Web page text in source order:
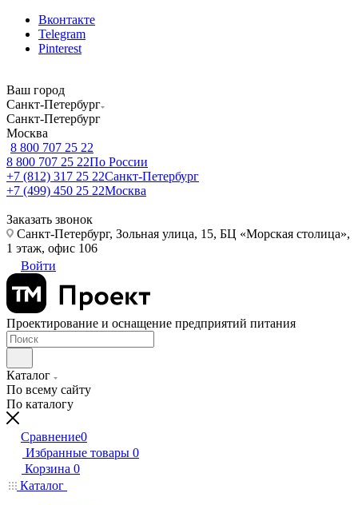
Вконтакте
Telegram
Pinterest
Ваш город
Санкт-Петербург
Санкт-Петербург
Москва
8 800 707 25 22
8 800 707 25 22По России
+7 (812) 317 25 22Санкт-Петербург
+7 (499) 450 25 22Москва
Заказать звонок
Санкт-Петербург, Зольная улица, 15, БЦ «Морская столица»,
1 этаж, офис 106
Войти
Проектирование и оснащение предприятий питания
Каталог
По всему сайту
По каталогу
Сравнение0
Избранные товары 0
Корзина 0
Каталог